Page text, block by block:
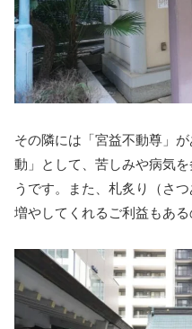
その隣には「宮益不動尊」
動」として、苦しみや病気
うです。また、札炙り（さ
増やしてくれるご利益もある